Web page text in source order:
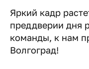
Яркий кадр
преддверии дня
команды, к нам
Волгоград!